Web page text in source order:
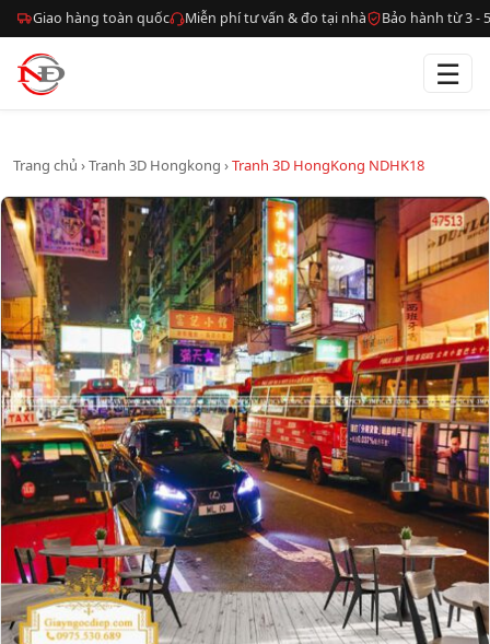
Giao hàng toàn quốc Miễn phí tư vấn & đo tại nhà Bảo hành từ 3 -
☰
Trang chủ ›Tranh 3D Hongkong ›Tranh 3D HongKong NDHK18